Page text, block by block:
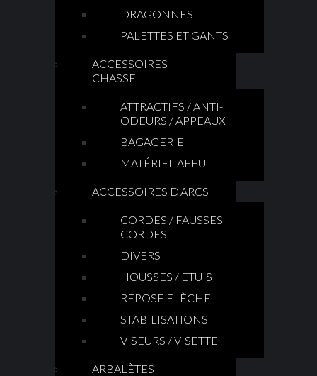
DRAGONNES
PALETTES ET GANTS
ACCESSOIRES
CHASSE
ATTRACTIFS / ANTI-
ODEURS / APPEAUX
BAGAGERIE
MATÉRIEL AFFUT
ACCESSOIRES D'ARCS
CORDES / FAUSSES
CORDES
DIVERS
HOUSSES / ETUIS
REPOSE FLÈCHE
STABILISATIONS
VISEURS / VISETTE
ARBALÈTES